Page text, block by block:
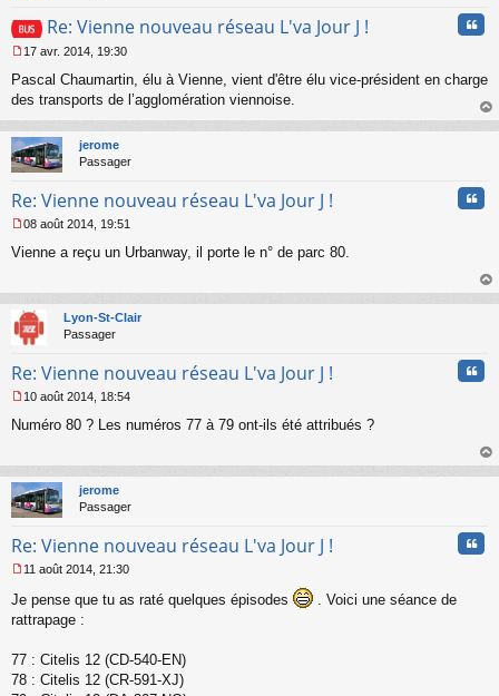
o
n
l
u
Re: Vienne nouveau réseau L'va Jour J !
e
s
a
g
e
o
l
u
17 avr. 2014, 19:30
Pascal Chaumartin, élu à Vienne, vient d'être élu vice-président en charge
des transports de l’agglomération viennoise.
au
jerome
Passager
Re: Vienne nouveau réseau L'va Jour J !
e
a
g
e
o
l
u
08 août 2014, 19:51
Vienne a reçu un Urbanway, il porte le n° de parc 80.
au
Lyon-St-Clair
Passager
Re: Vienne nouveau réseau L'va Jour J !
e
a
g
e
o
l
10 août 2014, 18:54
Numéro 80 ? Les numéros 77 à 79 ont-ils été attribués ?
au
jerome
Passager
Re: Vienne nouveau réseau L'va Jour J !
e
s
e
11 août 2014, 21:30
Je pense que tu as raté quelques épisodes
. Voici une séance de
rattrapage :
77 : Citelis 12 (CD-540-EN)
78 : Citelis 12 (CR-591-XJ)